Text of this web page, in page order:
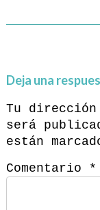
Deja una
Tu
será
están
Comentario
*